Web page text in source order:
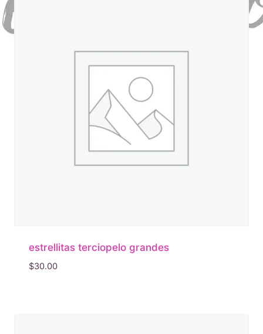
estrellitas terciopelo grandes
$30.00